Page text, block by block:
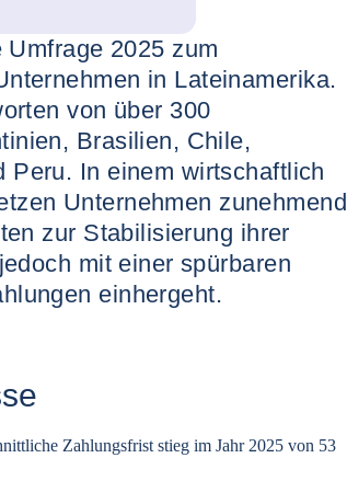
2025 zum
in Lateinamerika.
von über 300
Brasilien, Chile,
Peru. In einem wirtschaftlich
Unternehmen zunehmend
zur Stabilisierung ihrer
mit einer spürbaren
einhergeht.
Zahlungsfrist stieg im Jahr 2025 von 53